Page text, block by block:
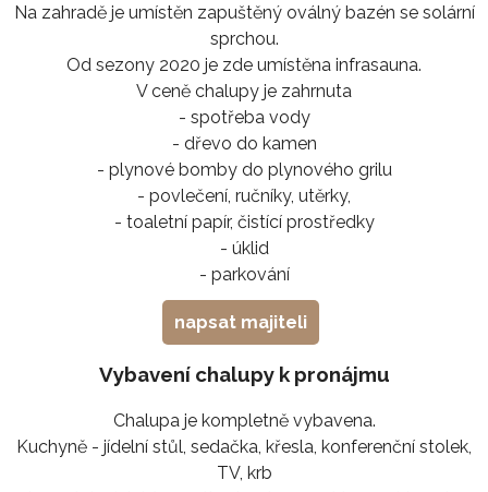
Na zahradě je umístěn zapuštěný oválný bazén se solární
sprchou.
Od sezony 2020 je zde umístěna infrasauna.
V ceně chalupy je zahrnuta
- spotřeba vody
- dřevo do kamen
- plynové bomby do plynového grilu
- povlečení, ručníky, utěrky,
- toaletní papír, čistící prostředky
- úklid
- parkování
napsat majiteli
Vybavení chalupy k pronájmu
Chalupa je kompletně vybavena.
Kuchyně - jídelní stůl, sedačka, křesla, konferenční stolek,
TV, krb